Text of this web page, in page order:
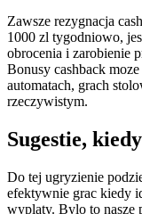
Zawsze rezygnacja
1000 zl tygodniowo,
obrocenia i zarobienie
Bonusy cashback
automatach, grach
rzeczywistym.
Sugestie,
Do tej ugryzienie
efektywnie grac kiedy
wyplaty. Bylo to nasze